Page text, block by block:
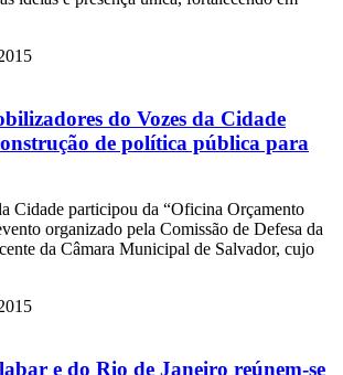
do Vozes da Cidade
de política pública para
Cidade participou da “Oficina Orçamento
organizado pela Comissão de Defesa da
da Câmara Municipal de Salvador, cujo
e do Rio de Janeiro reúnem-se